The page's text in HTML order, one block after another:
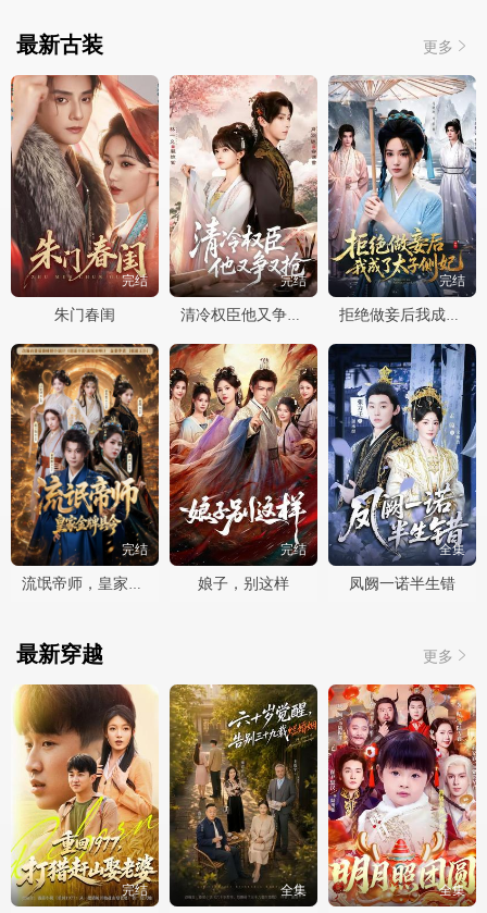
更多
最新古装
完结
朱门春闺
完结
清冷权臣他又争又抢
完结
拒绝做妾后我成了太子侧妃
完结 完结
娘子，别这样
全集
凤阙一诺半生错
更多
最新穿越
完结 全集 全集